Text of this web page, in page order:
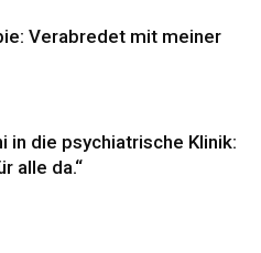
Verabredet mit meiner
in die psychiatrische Klinik:
alle da.“